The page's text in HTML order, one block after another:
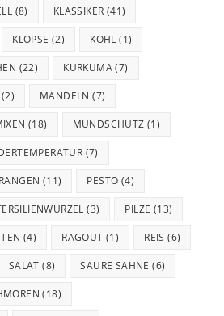
(8) KLASSIKER (41)
KLOPSE (2) KOHL (1)
(22) KURKUMA(7)
(2) MANDELN (7)
(18) MUNDSCHUTZ (1)
(7)
(11) PESTO (4)
(3) PILZE (13)
(4) RAGOUT (1) REIS (6)
SALAT (8) SAURE SAHNE (6)
(18)